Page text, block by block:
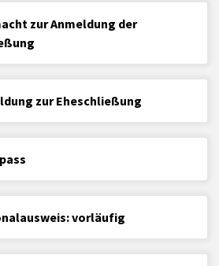
zur Anmeldung der
zur Eheschließung
vorläufig